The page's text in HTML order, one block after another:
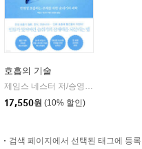
호흡의 기술
제임스 네스터 저/승영조 저
17,550원 (10% 할인)
검색 페이지에서 선택된 태그에 등